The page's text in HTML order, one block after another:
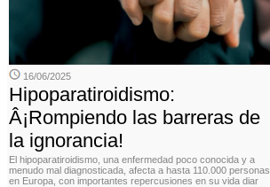
16/06/2025
Hipoparatiroidismo:
Â¡Rompiendo las barreras de
la ignorancia!
El hipoparatiroidismo, una enfermedad poco conocida y a
menudo mal diagnosticada, afecta a hasta 110.000 personas
en Europa, con importantes repercusiones en su vida diar